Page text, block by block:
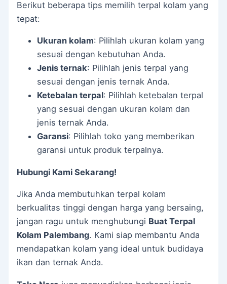
Berikut beberapa tips memilih terpal kolam yang
tepat:
Ukuran kolam: Pilihlah ukuran kolam yang
sesuai dengan kebutuhan Anda.
Jenis ternak: Pilihlah jenis terpal yang
sesuai dengan jenis ternak Anda.
Ketebalan terpal: Pilihlah ketebalan terpal
yang sesuai dengan ukuran kolam dan
jenis ternak Anda.
Garansi: Pilihlah toko yang memberikan
garansi untuk produk terpalnya.
Hubungi Kami Sekarang!
Jika Anda membutuhkan terpal kolam
berkualitas tinggi dengan harga yang bersaing,
jangan ragu untuk menghubungi Buat Terpal
Kolam Palembang. Kami siap membantu Anda
mendapatkan kolam yang ideal untuk budidaya
ikan dan ternak Anda.